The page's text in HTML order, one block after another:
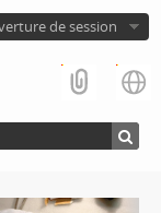
de session